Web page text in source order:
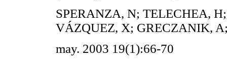
SPERANZA, N; TELECHEA,
VÁZQUEZ, X; GRECZANIK,
may. 2003 19(1):66-70